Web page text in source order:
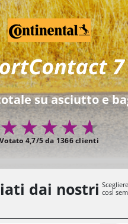
su asciutto e
Votato 4,7/5 da 1366 clienti
dai nostri così